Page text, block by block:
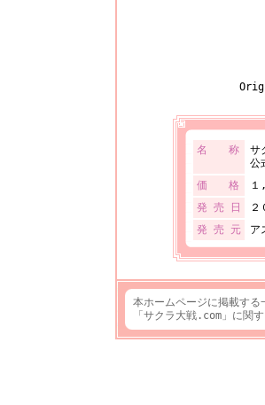
名 称
サ
公
価 格
１
発 売 日
２
発 売 元
ア
本ホームページに掲載す
「サクラ大戦.com」に関